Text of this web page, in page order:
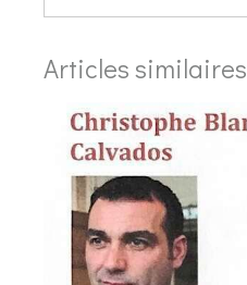
Articles similaires